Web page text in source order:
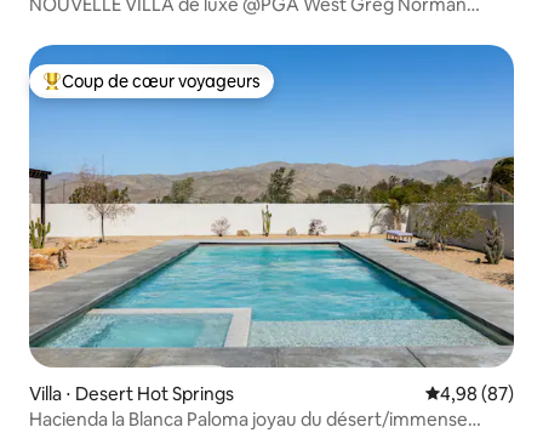
Coups de cœur voyageurs les plus appréciés
Coup de cœur voyageurs
Villa ⋅ Desert Hot Springs Évaluation
4,98 (87)
Hacienda la Blanca Paloma joyau du désert/immense